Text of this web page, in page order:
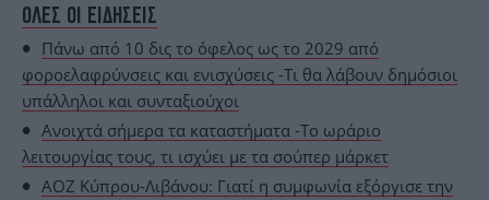
ΟΛΕΣ ΟΙ ΕΙΔΗΣΕΙΣ
Πάνω από 10 δις το όφελος ως το 2029 από
φοροελαφρύνσεις και ενισχύσεις -Τι θα λάβουν δημόσιοι
υπάλληλοι και συνταξιούχοι
Ανοιχτά σήμερα τα καταστήματα -Το ωράριο
λειτουργίας τους, τι ισχύει με τα σούπερ μάρκετ
ΑΟΖ Κύπρου-Λιβάνου: Γιατί η συμφωνία εξόργισε την